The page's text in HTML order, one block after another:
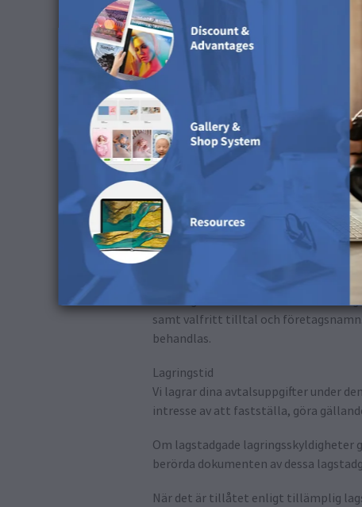
Observera att du kan ställa in din
individuellt om deras godkännande
sätt som den hanterar webbkake-
webbkake-inställningar.
4) Databehandling
4.1 Beställningar och avtalsuppgifter
Syfte och rättslig grund
Vi behandlar dina personuppgifter i
grunden är artikel 6.1 b i GDPR.
Behandlade uppgifter
Som regel omfattar detta
samt valfritt tilltal och
behandlas.
Lagringstid
Vi lagrar dina avtalsuppgifter under
intresse av att fastställa, göra
Om lagstadgade
berörda dokumenten av dessa
När det är tillåtet enligt tillämplig